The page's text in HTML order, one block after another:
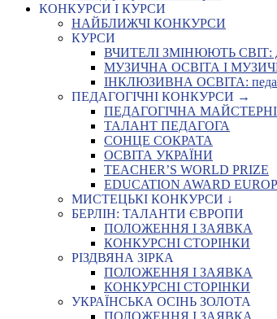
КОНКУРСИ І КУРСИ
НАЙБЛИЖЧІ КОНКУРСИ
КУРСИ
ВЧИТЕЛІ ЗМІНЮЮТЬ СВІТ:
МУЗИЧНА ОСВІТА І МУЗИЧНА
ІНКЛЮЗИВНА ОСВІТА:
ПЕДАГОГІЧНІ КОНКУРСИ →
ПЕДАГОГІЧНА
ТАЛАНТ ПЕДАГОГА
СОНЦЕ СОКРАТА
ОСВІТА УКРАЇНИ
TEACHER’S WORLD PRIZE
EDUCATION AWARD
МИСТЕЦЬКІ КОНКУРСИ ↓
БЕРЛІН: ТАЛАНТИ ЄВРОПИ
ПОЛОЖЕННЯ І ЗАЯВКА
КОНКУРСНІ СТОРІНКИ
РІЗДВЯНА ЗІРКА
ПОЛОЖЕННЯ І ЗАЯВКА
КОНКУРСНІ СТОРІНКИ
УКРАЇНСЬКА ОСІНЬ ЗОЛОТА
ПОЛОЖЕННЯ І ЗАЯВКА